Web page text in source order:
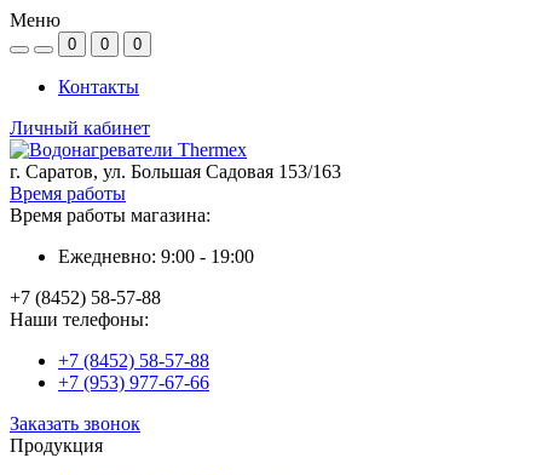
Меню
0 0 0
Контакты
Личный кабинет
г. Саратов, ул. Большая Садовая 153/163
Время работы
Время работы магазина:
Ежедневно: 9:00 - 19:00
+7 (8452) 58-57-88
Наши телефоны:
+7 (8452) 58-57-88
+7 (953) 977-67-66
Заказать звонок
Продукция